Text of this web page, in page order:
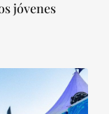
jóvenes